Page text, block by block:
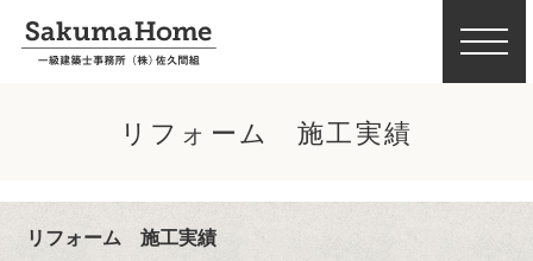
リフォーム 施工実績
リフォーム 施工実績